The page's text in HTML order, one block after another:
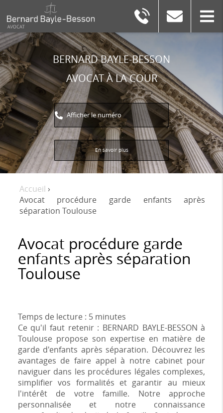
BERNARD
BAYLE-
BESSON
BERNARD BAYLE-BESSON
AVOCAT À LA COUR
Afficher le numéro
En savoir plus
Accueil ›
Avocat procédure garde enfants après
séparation Toulouse
Avocat procédure garde
enfants après séparation
Toulouse
Temps de lecture : 5 minutes
Ce qu'il faut retenir : BERNARD BAYLE-BESSON à
Toulouse propose son expertise en matière de
garde d'enfants après séparation. Découvrez les
avantages de faire appel à notre cabinet pour
naviguer dans les procédures légales complexes,
simplifier vos formalités et garantir au mieux
l'intérêt de votre famille. Notre approche
personnalisée et notre connaissance